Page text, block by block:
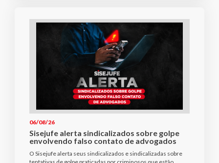
06/08/26
Sisejufe alerta sindicalizados sobre golpe
envolvendo falso contato de advogados
O Sisejufe alerta seus sindicalizados e sindicalizadas sobre